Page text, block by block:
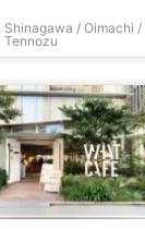
Shinagawa / Oimachi /
Tennozu